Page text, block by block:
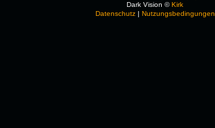
Dark Vision ©Kirk
Datenschutz| Nutzungsbedingungen